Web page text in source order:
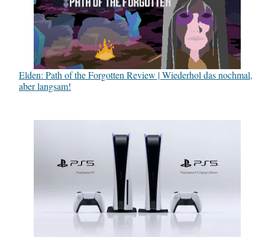
Elden: Path of the Forgotten Review | Wiederhol das nochmal,
aber langsam!